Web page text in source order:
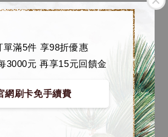
單滿5件 享98折優惠
3000元 再享15元回饋金
網刷卡免手續費
加購優惠【海賊王 布魯克達摩 [7STARS Studio]】